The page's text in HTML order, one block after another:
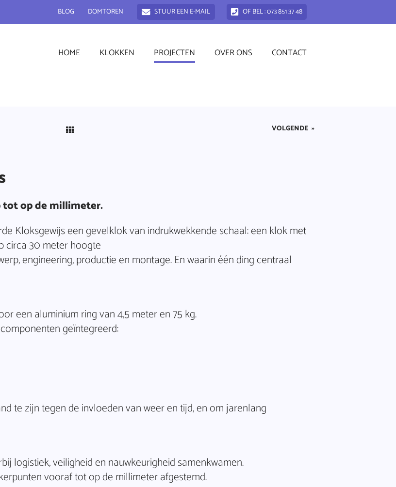
BLOG DOMTOREN STUUR EEN E-MAIL OF BEL : 073 851 37 48
HOME KLOKKEN PROJECTEN OVER ONS CONTACT
VOLGENDE »
tot op de millimeter.
Kloksgewijs een gevelklok van indrukwekkende schaal: een klok met
circa 30 meter hoogte
engineering, productie en montage. En waarin één ding centraal
een aluminium ring van 4,5 meter en 75 kg.
geïntegreerd:
te zijn tegen de invloeden van weer en tijd, en om jarenlang
logistiek, veiligheid en nauwkeurigheid samenkwamen.
vooraf tot op de millimeter afgestemd.